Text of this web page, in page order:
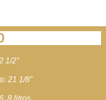
1/2″
21 1/8″